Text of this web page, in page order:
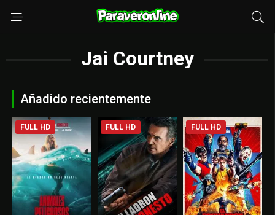
Jai Courtney
Añadido recientemente
FULL HD FULL HD FULL HD